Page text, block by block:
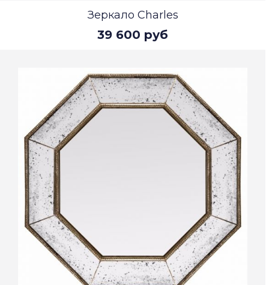
Зеркало Charles
39 600 руб